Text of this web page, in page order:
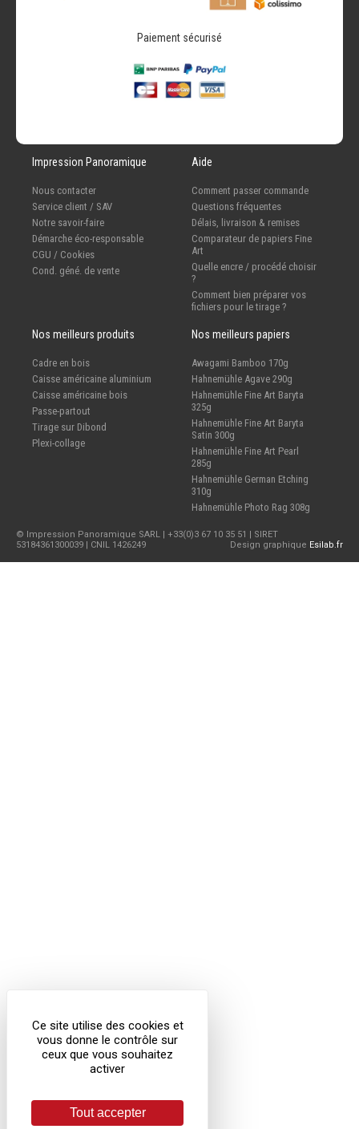
Paiement sécurisé
Impression Panoramique
Nous contacter
Service client / SAV
Notre savoir-faire
Démarche éco-responsable
CGU / Cookies
Cond. géné. de vente
Aide
Comment passer commande
Questions fréquentes
Délais, livraison & remises
Comparateur de papiers Fine
Art
Quelle encre / procédé choisir
?
Comment bien préparer vos
fichiers pour le tirage ?
Nos meilleurs produits
Cadre en bois
Caisse américaine aluminium
Caisse américaine bois
Passe-partout
Tirage sur Dibond
Plexi-collage
Nos meilleurs papiers
Awagami Bamboo 170g
Hahnemühle Agave 290g
Hahnemühle Fine Art Baryta
325g
Hahnemühle Fine Art Baryta
Satin 300g
Hahnemühle Fine Art Pearl
285g
Hahnemühle German Etching
310g
Hahnemühle Photo Rag 308g
© Impression Panoramique SARL | +33(0)3 67 10 35 51 | SIRET
53184361300039 | CNIL 1426249
Design graphique Esilab.fr
Ce site utilise des cookies et
vous donne le contrôle sur
ceux que vous souhaitez
activer
Tout accepter